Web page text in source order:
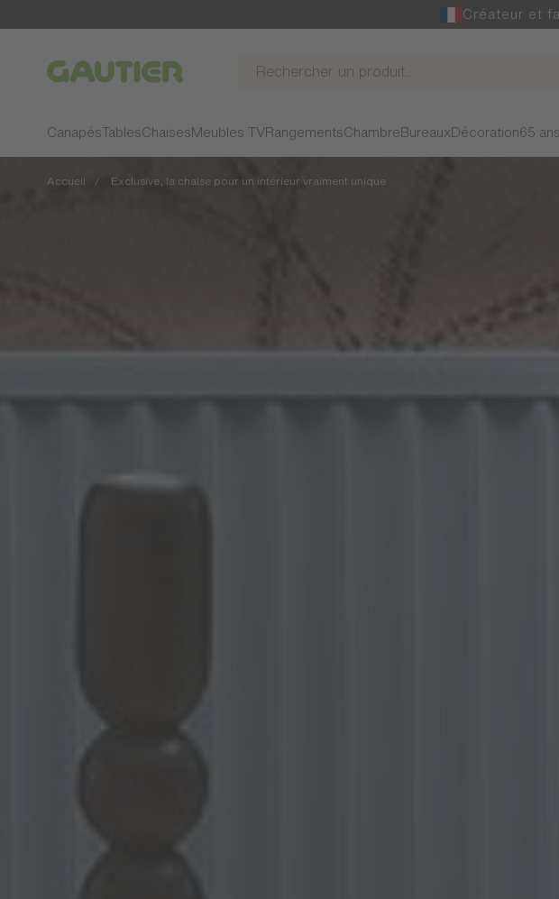
Créateur et
Gautier
CanapésTablesChaises Meubles TV RangementsChambre Bureaux Décoration65
Accueil Exclusive, la chaise pour un intérieur vraiment unique